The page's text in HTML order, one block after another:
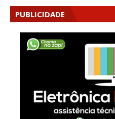
PUBLICIDADE